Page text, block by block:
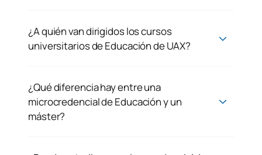
¿A quién van dirigidos los cursos
universitarios de Educación de UAX?
¿Qué diferencia hay entre una
microcredencial de Educación y un
máster?